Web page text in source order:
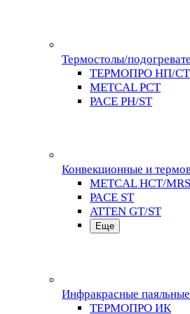
Термостолы/
ТЕРМОПРО НП/
METCAL PCT
PACE PH/ST
Конвекционные и
METCAL HCT/MRS
PACE ST
ATTEN GT/ST
Еще
Инфракрасные
ТЕРМОПРО ИК